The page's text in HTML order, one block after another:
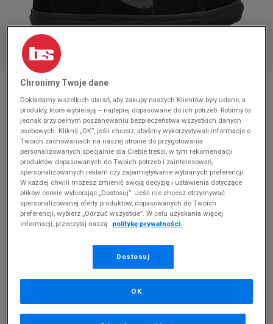
* Zdjęcie poglądowe
VANS SK8-HI
Produkt pochodzi z końcówek aktualnych kolekcji, ubiegłych
sezonów lub z ekspozycji.Szczegóły.
399,99 cena rekomendowana przez producenta
189,99 zł
Kolor:czarny
Chronimy Twoje dane
Dokładamy wszelkich starań, aby zakupy naszych Klientów były udane, a
produkty, które wybierają – najlepiej dopasowane do ich potrzeb. Robimy to
jednak przy pełnym poszanowaniu bezpieczeństwa wszystkich danych
osobowych. Kliknij „OK”, jeśli chcesz, abyśmy wykorzystywali informacje o
Twoich zachowaniach na naszej stronie do przygotowania
personalizowanych specjalnie dla Ciebie treści, w tym rekomendacji
produktów dopasowanych do Twoich potrzeb i zainteresowań,
spersonalizowanych reklam czy zapamiętywanie wybranych preferencji.
W każdej chwili możesz zmienić swoją decyzję i ustawienia dotyczące
plików cookie wybierając „Dostosuj”. Jeśli nie chcesz otrzymywać
spersonalizowanej oferty produktów, dopasowanych do Twoich
preferencji, wybierz „Odrzuć wszystkie”. W celu uzyskania więcej
informacji, przeczytaj naszą
politykę prywatności.
Dostosuj
OK